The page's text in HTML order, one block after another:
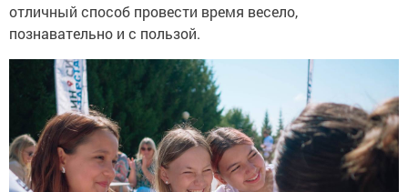
отличный способ провести время весело,
познавательно и с пользой.